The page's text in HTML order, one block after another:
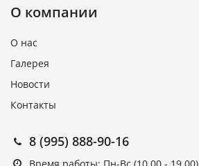
О компании
О нас
Галерея
Новости
Контакты
8 (995) 888-90-16